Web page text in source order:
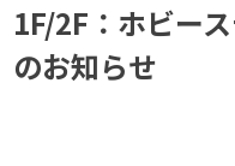
1F/2F：ホビー
のお知らせ